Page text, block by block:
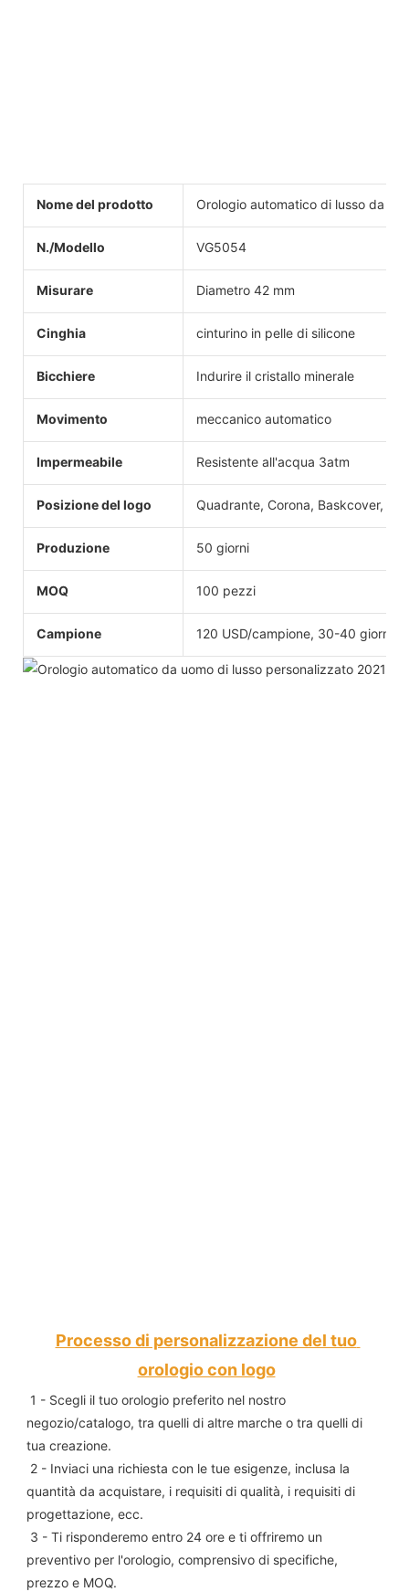
Nome del prodotto Orologio automatico di lusso da
N./Modello VG5054
Misurare Diametro 42 mm
Cinghia cinturino in pelle di silicone
Bicchiere Indurire il cristallo minerale
Movimento meccanico automatico
Impermeabile Resistente all'acqua 3atm
Posizione del logo Quadrante, Corona, Baskcover,
Produzione 50 giorni
MOQ 100 pezzi
Campione 120 USD/campione, 30-40 giorni
Processo di personalizzazione del tuo
orologio con logo
1 - Scegli il tuo orologio preferito nel nostro
negozio/catalogo, tra quelli di altre marche o tra quelli di
tua creazione.
quantità da acquistare, i requisiti di qualità, i requisiti di
progettazione, ecc.
preventivo per l'orologio, comprensivo di specifiche,
prezzo e MOQ.